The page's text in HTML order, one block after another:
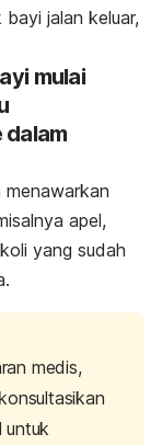
jalan keluar,
mulai
dalam
apel,
yang sudah
medis,
untuk